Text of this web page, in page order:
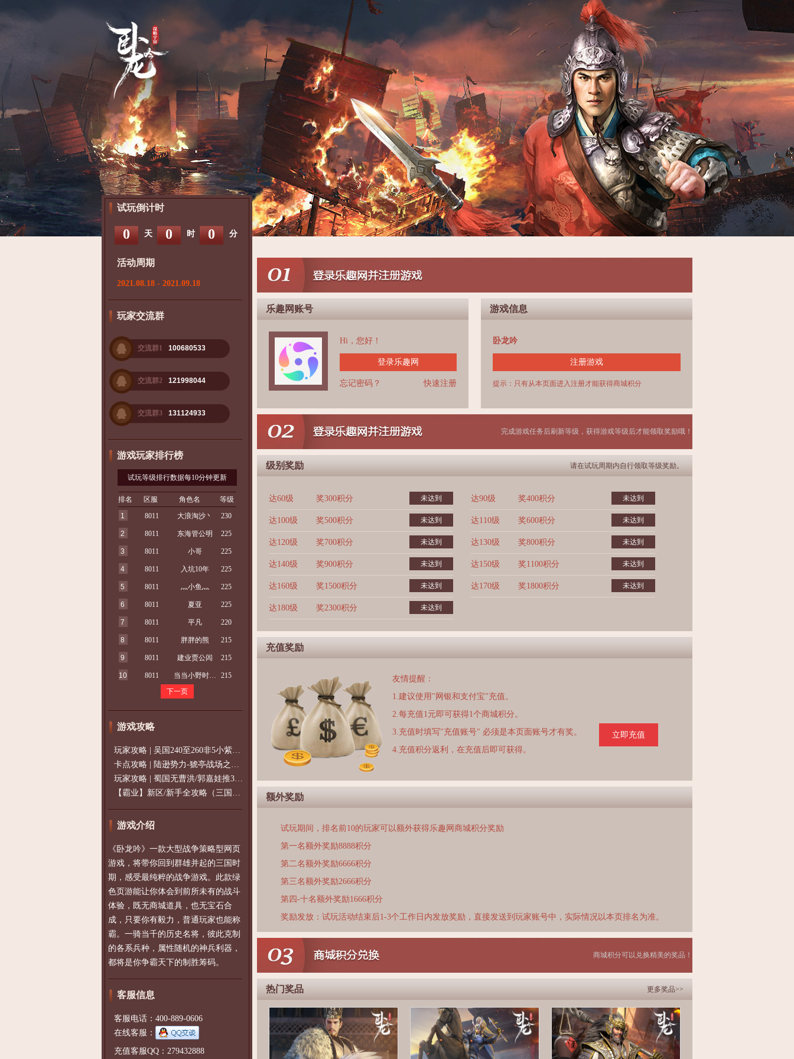
试玩倒计时
0 天 0 时 0 分
活动周期
2021.08.18 - 2021.09.18
玩家交流群
交流群1 100680533
交流群2 121998044
交流群3 131124933
游戏玩家排行榜
试玩等级排行数据每10分钟更新
排名 区服 角色名
等级
1
8011 大浪淘沙丶 230
2 8011 东海管公明 225
3 8011 小哥 225
4 8011 入坑10年 225
5 8011 灬小鱼灬 225
6 8011 夏亚 225
7 8011 平凡 220
8 8011 胖胖的熊 215
9 8011 建业贾公闾 215
10 8011 当当小野时有点帅
215
下一页
游戏攻略
玩家攻略 | 吴国240至260非5小紫过策免
卡点攻略 | 陆逊势力-猇亭战场之陆逊
玩家攻略 | 蜀国无曹洪/郭嘉娃推375级，
【霸业】新区/新手全攻略（三国通用）2
游戏介绍
《卧龙吟》一款大型战争策略型网页
游戏，将带你回到群雄并起的三国时
期，感受最纯粹的战争游戏。此款绿
色页游能让你体会到前所未有的战斗
体验，既无商城道具，也无宝石合
成，只要你有毅力，普通玩家也能称
霸。一骑当千的历史名将，彼此克制
的各系兵种，属性随机的神兵利器，
都将是你争霸天下的制胜筹码。
客服信息
客服电话：400-889-0606
在线客服：
充值客服QQ：279432888
乐趣网账号
Hi，您好！
登录乐趣网
快速注册
忘记密码？
游戏信息
卧龙吟
注册游戏
提示：只有从本页面进入注册才能获得商城积分
完成游戏任务后刷新等级，获得游戏等级后才能领取奖励哦！
级别奖励 请在试玩周期内自行领取等级奖励。
达60级 奖300积分 未达到 达90级 奖400积分 未达到
达100级 奖500积分 未达到 达110级 奖600积分 未达到
达120级 奖700积分 未达到 达130级 奖800积分 未达到
达140级 奖900积分 未达到 达150级 奖1100积分 未达到
达160级 奖1500积分 未达到 达170级 奖1800积分 未达到
达180级 奖2300积分 未达到
充值奖励
友情提醒：
1.建议使用"网银和支付宝"充值。
2.每充值1元即可获得1个商城积分。
3.充值时填写"充值账号" 必须是本页面账号才有奖。
4.充值积分返利，在充值后即可获得。
立即充值
额外奖励
试玩期间，排名前10的玩家可以额外获得乐趣网商城积分奖励
第一名额外奖励8888积分
第二名额外奖励6666积分
第三名额外奖励2666积分
第四-十名额外奖励1666积分
奖励发放：试玩活动结束后1-3个工作日内发放奖励，直接发送到玩家账号中，实际情况以本页排名为准。
商城积分可以兑换精美的奖品！
热门奖品 更多奖品>>